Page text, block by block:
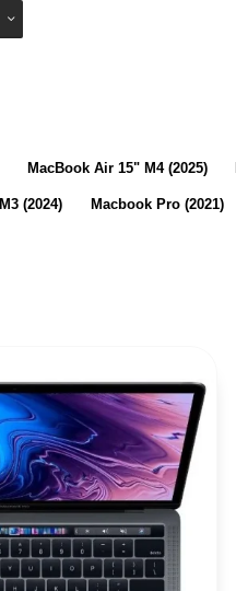
MacBook Air 15" M4 (2025)
(2024) Macbook Pro (2021)